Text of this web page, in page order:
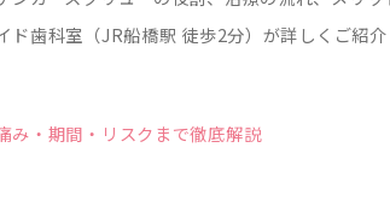
歯科室（JR船橋駅 徒歩2分）が詳しくご紹介
み・期間・リスクまで徹底解説